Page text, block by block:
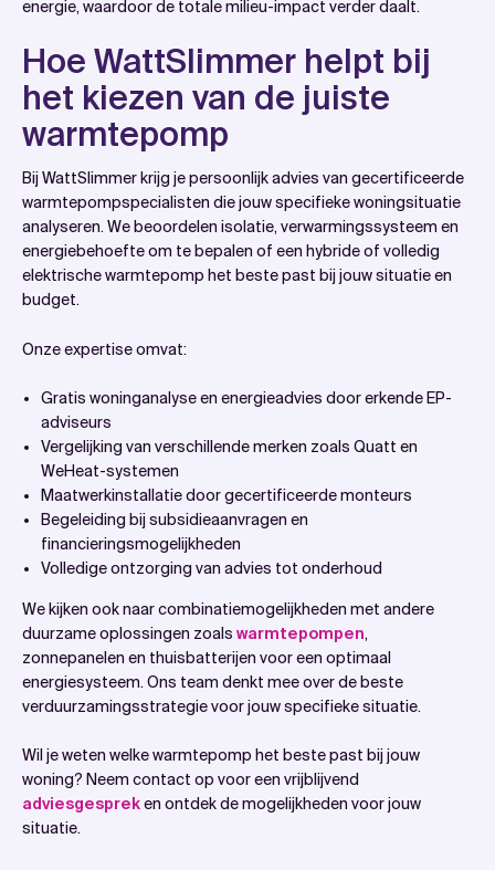
energie, waardoor de totale milieu-impact verder daalt.
Hoe WattSlimmer helpt bij
het kiezen van de juiste
warmtepomp
Bij WattSlimmer krijg je persoonlijk advies van gecertificeerde
warmtepompspecialisten die jouw specifieke woningsituatie
analyseren. We beoordelen isolatie, verwarmingssysteem en
energiebehoefte om te bepalen of een hybride of volledig
elektrische warmtepomp het beste past bij jouw situatie en
budget.
Onze expertise omvat:
Gratis woninganalyse en energieadvies door erkende EP-
adviseurs
Vergelijking van verschillende merken zoals Quatt en
WeHeat-systemen
Maatwerkinstallatie door gecertificeerde monteurs
Begeleiding bij subsidieaanvragen en
financieringsmogelijkheden
Volledige ontzorging van advies tot onderhoud
We kijken ook naar combinatiemogelijkheden met andere
duurzame oplossingen zoals warmtepompen,
zonnepanelen en thuisbatterijen voor een optimaal
energiesysteem. Ons team denkt mee over de beste
verduurzamingsstrategie voor jouw specifieke situatie.
Wil je weten welke warmtepomp het beste past bij jouw
woning? Neem contact op voor een vrijblijvend
adviesgespreken ontdek de mogelijkheden voor jouw
situatie.